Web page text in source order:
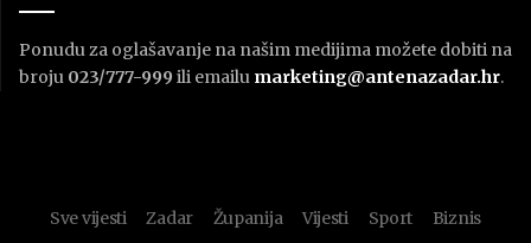
Ponudu za oglašavanje na našim medijima možete dobiti na
broju 023/777-999 ili emailu marketing@antenazadar.hr.
Sve vijesti Zadar Županija Vijesti Sport
Biznis